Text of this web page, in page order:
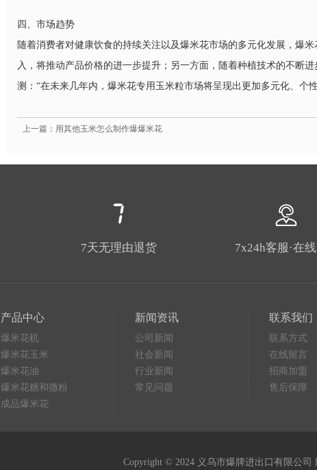
四、市场趋势
随着消费者对健康饮食的持续关注以及爆米花市场的多元化发展，爆
入，将推动产品价格的进一步提升；另一方面，随着种植技术的不断
测：“在未来几年内，爆米花专用玉米粒市场将呈现出更加多元化、个
上一篇：用其他玉米怎么制作爆爆米花
7天无理由退货 7x24h客服·在
产品中心
爆米花机
爆米花玉米
爆米花油
爆米花糖和撒粉
成品爆米花
新闻资讯
公司新闻
社会新闻
行业新闻
常见问题
联系我们
联系方式
在线留言
招商加盟
售后保障
Copyright © 2024 义乌市爆牌进出口有限公司